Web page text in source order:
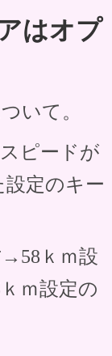
はオプ
いて。
ピードが
設定のキー
ｋｍ設
ｍ設定の